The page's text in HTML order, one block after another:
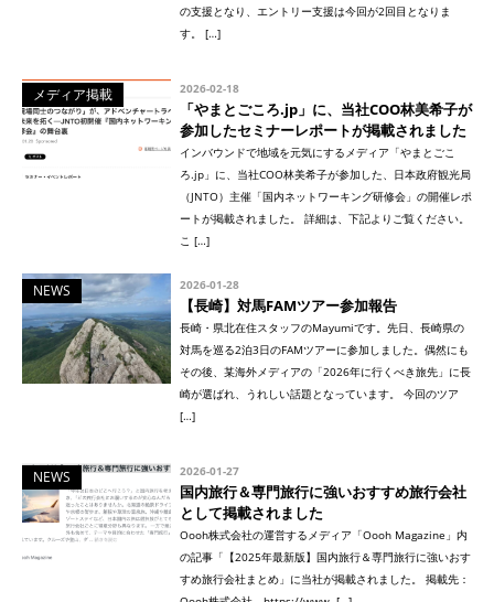
の支援となり、エントリー支援は今回が2回目となりま
す。 […]
メディア掲載 2026-02-18
「やまとごころ.jp」に、当社COO林美希子が
参加したセミナーレポートが掲載されました
インバウンドで地域を元気にするメディア「やまとごこ
ろ.jp」に、当社COO林美希子が参加した、日本政府観光局
（JNTO）主催「国内ネットワーキング研修会」の開催レポ
ートが掲載されました。 詳細は、下記よりご覧ください。
こ […]
NEWS 2026-01-28
【長崎】対馬FAMツアー参加報告
長崎・県北在住スタッフのMayumiです。先日、長崎県の
対馬を巡る2泊3日のFAMツアーに参加しました。偶然にも
その後、某海外メディアの「2026年に行くべき旅先」に長
崎が選ばれ、うれしい話題となっています。 今回のツア
[…]
NEWS 2026-01-27
国内旅行＆専門旅行に強いおすすめ旅行会社
として掲載されました
Oooh株式会社の運営するメディア「Oooh Magazine」内
の記事「【2025年最新版】国内旅行＆専門旅行に強いおす
すめ旅行会社まとめ」に当社が掲載されました。 掲載先：